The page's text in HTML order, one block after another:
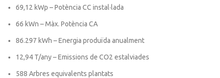
69,12 kWp – Potència CC instal·lada
66 kWn – Màx. Potència CA
86.297 kWh – Energia produïda anualment
12,94 T/any – Emissions de CO2 estalviades
588 Arbres equivalents plantats